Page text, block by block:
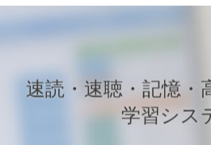
速読・速聴・記憶・
学習シス